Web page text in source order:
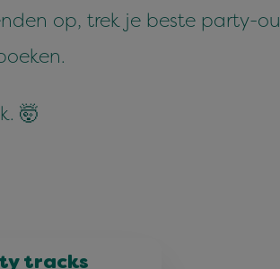
op, trek je beste
🤯
tracks